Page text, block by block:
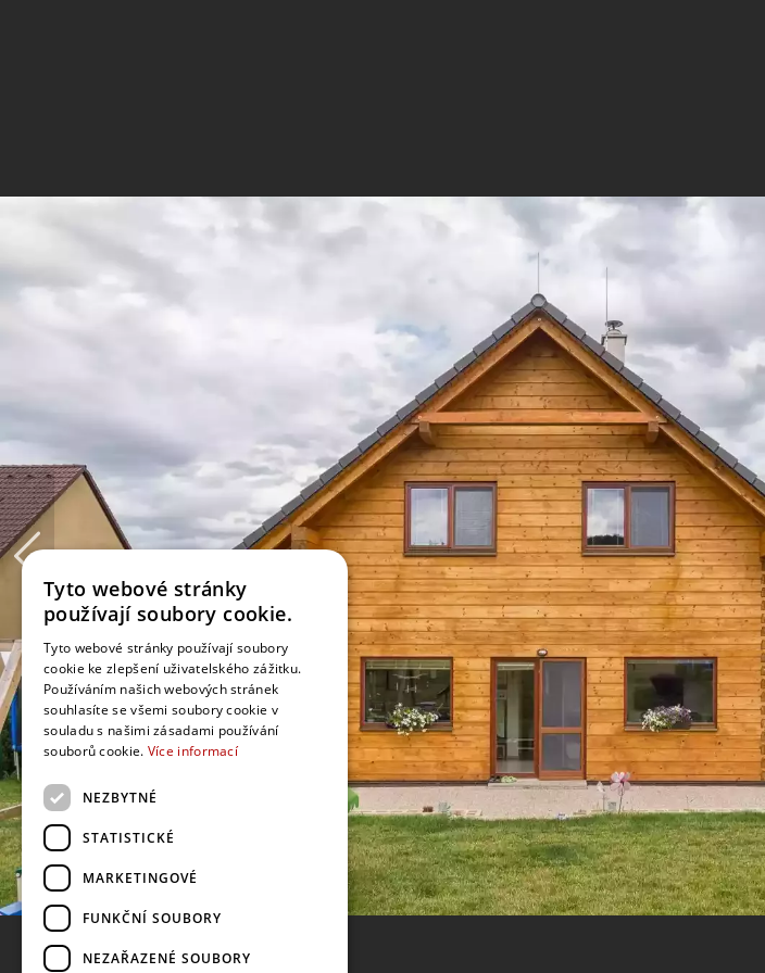
Tyto webové stránky
používají soubory cookie.
Tyto webové stránky používají soubory
cookie ke zlepšení uživatelského zážitku.
Používáním našich webových stránek
souhlasíte se všemi soubory cookie v
souladu s našimi zásadami používání
souborů cookie. Více informací
NEZBYTNÉ
STATISTICKÉ
MARKETINGOVÉ
FUNKČNÍ SOUBORY
NEZAŘAZENÉ SOUBORY